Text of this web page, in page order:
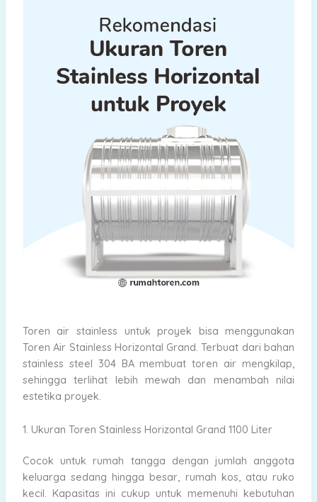
Toren air stainless untuk proyek bisa menggunakan
Toren Air Stainless Horizontal Grand. Terbuat dari bahan
stainless steel 304 BA membuat toren air mengkilap,
sehingga terlihat lebih mewah dan menambah nilai
estetika proyek.
1. Ukuran Toren Stainless Horizontal Grand 1100 Liter
Cocok untuk rumah tangga dengan jumlah anggota
keluarga sedang hingga besar, rumah kos, atau ruko
kecil. Kapasitas ini cukup untuk memenuhi kebutuhan